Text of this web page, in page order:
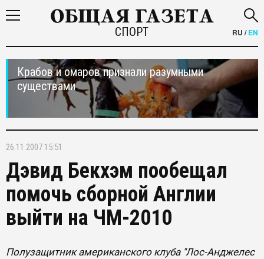
СПОРТ RU /EN
Крабов и омаров признали разумными
существами
26.11.2007 15:51
Дэвид Бекхэм пообещал
помочь сборной Англии
выйти на ЧМ-2010
Полузащитник американского клуба "Лос-Анджелес